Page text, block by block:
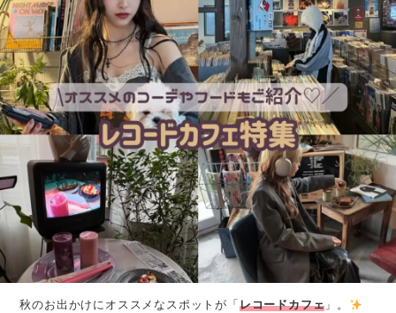
秋のお出かけにオススメなスポットが「 レコードカフェ 」。